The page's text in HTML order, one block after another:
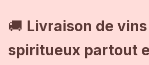
🚚 Livraison de
spiritueux partout